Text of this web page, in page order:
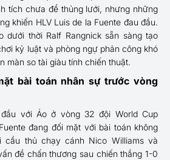
tích chưa để thủng lưới, nhưng những
khiến HLV Luis de la Fuente đau đầu.
dưới thời Ralf Rangnick sẵn sàng tạo
kỷ luật và phòng ngự phản công khó
màn so tài giàu tính chiến thuật.
bài toán nhân sự trước vòng
với Áo ở vòng 32 đội World Cup
đang đối mặt với bài toán không
cầu thủ chạy cánh Nico Williams và
đề chấn thương sau chiến thắng 1-0